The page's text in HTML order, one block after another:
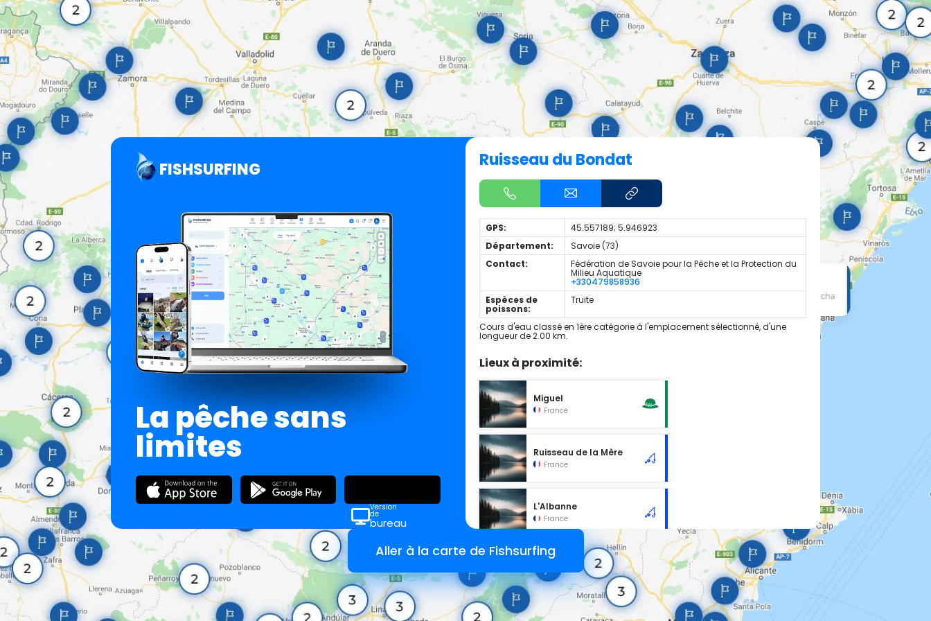
FISHSURFING
La pêche sans
limites
Version
de
bureau
Ruisseau du Bondat
GPS:
45.557189; 5.946923
Département:
Savoie (73)
Contact:
Fédération de Savoie pour la Pêche et la Protection du
Milieu Aquatique
+330479858936
Espèces de
poissons:
Truite
Cours d'eau classé en 1ère catégorie à l'emplacement sélectionné, d'une
longueur de 2.00 km.
Lieux à proximité:
Miguel
France
Ruisseau de la Mère
France
L'Albanne
France
Aller à la carte de Fishsurfing